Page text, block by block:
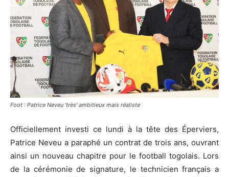
Foot : Patrice Neveu 'très' ambitieux mais réaliste
Officiellement investi ce lundi à la tête des Éperviers,
Patrice Neveu a paraphé un contrat de trois ans, ouvrant
ainsi un nouveau chapitre pour le football togolais. Lors
de la cérémonie de signature, le technicien français a